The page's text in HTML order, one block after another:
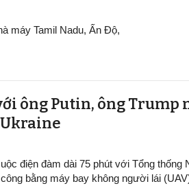
máy Tamil Nadu, Ấn Độ,
ông Putin, ông Trump
điện đàm dài 75 phút với Tổng thống
bằng máy bay không người lái